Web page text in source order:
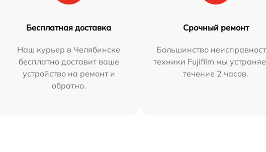
Бесплатная доставка
Наш курьер в Челябинске
бесплатно доставит ваше
устройство на ремонт и
обратно.
Срочный ремонт
Большинство
техники Fujifilm мы
течение 2 часов.